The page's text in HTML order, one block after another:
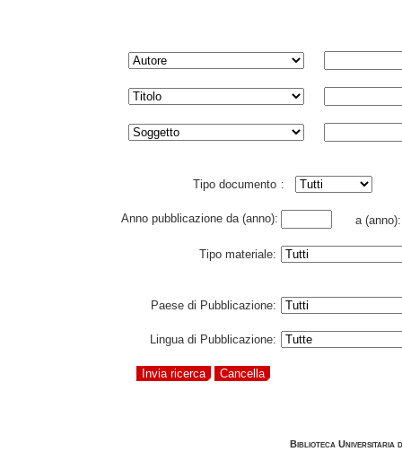
Tipo documento :
Anno pubblicazione da (anno): a
Tipo materiale:
Paese di Pubblicazione:
Lingua di Pubblicazione:
Biblioteca Universitaria